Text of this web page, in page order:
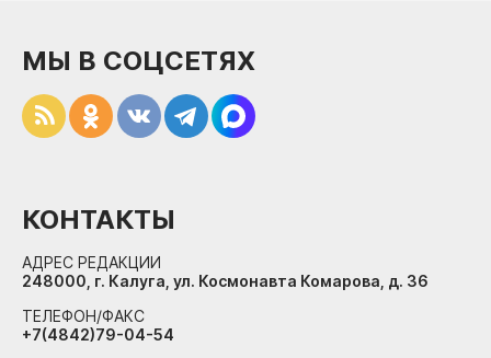
МЫ В СОЦСЕТЯХ
КОНТАКТЫ
АДРЕС РЕДАКЦИИ
248000, г. Калуга, ул. Космонавта Комарова, д. 36
ТЕЛЕФОН/ФАКС
+7(4842)79-04-54